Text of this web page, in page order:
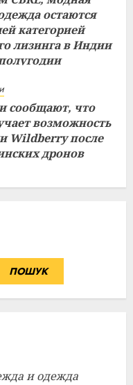
остаются
категорией
лизинга в Индии
сообщают, что
возможность
Wildberry после
дронов
ПОШУК
и одежда